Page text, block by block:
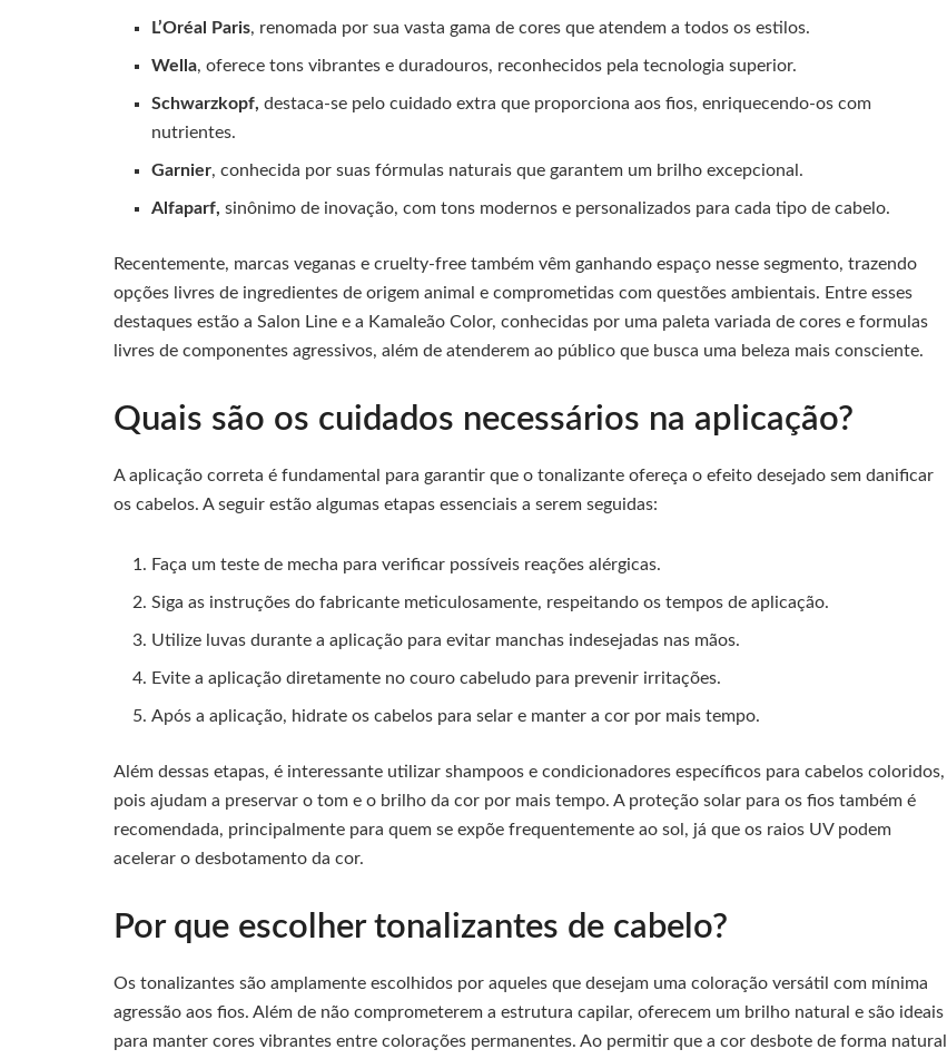
L’Oréal Paris, renomada por sua vasta gama de cores que atendem a todos os estilos.
Wella, oferece tons vibrantes e duradouros, reconhecidos pela tecnologia superior.
Schwarzkopf, destaca-se pelo cuidado extra que proporciona aos fios, enriquecendo-os com
nutrientes.
Garnier, conhecida por suas fórmulas naturais que garantem um brilho excepcional.
Alfaparf, sinônimo de inovação, com tons modernos e personalizados para cada tipo de cabelo.
Recentemente, marcas veganas e cruelty-free também vêm ganhando espaço nesse segmento, trazendo
opções livres de ingredientes de origem animal e comprometidas com questões ambientais. Entre esses
destaques estão a Salon Line e a Kamaleão Color, conhecidas por uma paleta variada de cores e formulas
livres de componentes agressivos, além de atenderem ao público que busca uma beleza mais consciente.
Quais são os cuidados necessários na aplicação?
A aplicação correta é fundamental para garantir que o tonalizante ofereça o efeito desejado sem danificar
os cabelos. A seguir estão algumas etapas essenciais a serem seguidas:
Faça um teste de mecha para verificar possíveis reações alérgicas.
Siga as instruções do fabricante meticulosamente, respeitando os tempos de aplicação.
Utilize luvas durante a aplicação para evitar manchas indesejadas nas mãos.
Evite a aplicação diretamente no couro cabeludo para prevenir irritações.
Após a aplicação, hidrate os cabelos para selar e manter a cor por mais tempo.
Além dessas etapas, é interessante utilizar shampoos e condicionadores específicos para cabelos coloridos,
pois ajudam a preservar o tom e o brilho da cor por mais tempo. A proteção solar para os fios também é
recomendada, principalmente para quem se expõe frequentemente ao sol, já que os raios UV podem
acelerar o desbotamento da cor.
Por que escolher tonalizantes de cabelo?
Os tonalizantes são amplamente escolhidos por aqueles que desejam uma coloração versátil com mínima
agressão aos fios. Além de não comprometerem a estrutura capilar, oferecem um brilho natural e são ideais
para manter cores vibrantes entre colorações permanentes. Ao permitir que a cor desbote de forma natural